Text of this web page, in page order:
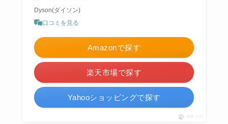
Dyson(ダイソン)
口コミを見る
Amazonで探す
楽天市場で探す
Yahooショッピングで探す
ポチップ